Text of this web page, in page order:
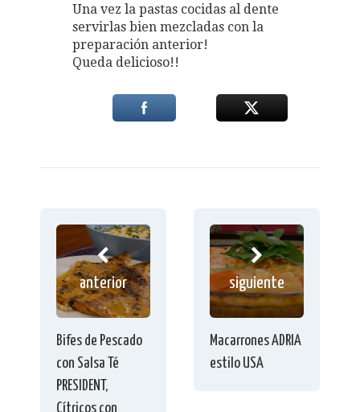
Una vez la pastas cocidas al dente
servirlas bien mezcladas con la
preparación anterior!
Queda delicioso!!
anterior
Bifes de Pescado
con Salsa Té
PRESIDENT,
Cítricos con
siguiente
Macarrones ADRIA
estilo USA